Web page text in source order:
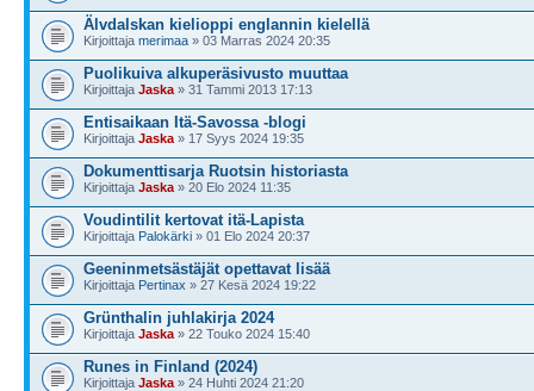
Älvdalskan kielioppi englannin kielellä
Kirjoittaja merimaa » 03 Marras 2024 20:35
Puolikuiva alkuperäsivusto muuttaa
Kirjoittaja Jaska » 31 Tammi 2013 17:13
Entisaikaan Itä-Savossa -blogi
Kirjoittaja Jaska » 17 Syys 2024 19:35
Dokumenttisarja Ruotsin historiasta
Kirjoittaja Jaska » 20 Elo 2024 11:35
Voudintilit kertovat itä-Lapista
Kirjoittaja Palokärki » 01 Elo 2024 20:37
Geeninmetsästäjät opettavat lisää
Kirjoittaja Pertinax » 27 Kesä 2024 19:22
Grünthalin juhlakirja 2024
Kirjoittaja Jaska » 22 Touko 2024 15:40
Runes in Finland (2024)
Kirjoittaja Jaska » 24 Huhti 2024 21:20